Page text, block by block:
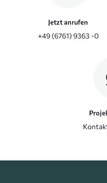
Jetzt anrufen
+49 (6761) 9363 -0